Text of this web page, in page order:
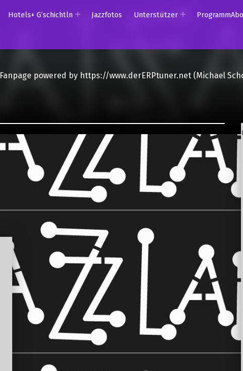
Hotels+ G’schichtln Jazzfotos Unterstützer ProgrammAbo
Fanpage powered by https://www.derERPtuner.net (Michael